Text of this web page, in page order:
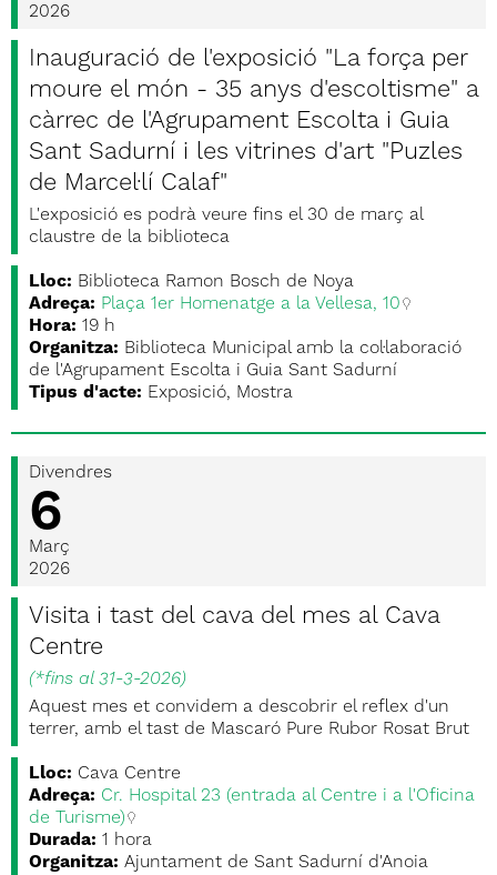
2026
Inauguració de l'exposició "La força per
moure el món - 35 anys d'escoltisme" a
càrrec de l'Agrupament Escolta i Guia
Sant Sadurní i les vitrines d'art "Puzles
de Marcel·lí Calaf"
L'exposició es podrà veure fins el 30 de març al
claustre de la biblioteca
Lloc: Biblioteca Ramon Bosch de Noya
Adreça: Plaça 1er Homenatge a la Vellesa, 10
Hora: 19 h
Organitza: Biblioteca Municipal amb la col·laboració
de l'Agrupament Escolta i Guia Sant Sadurní
Tipus d'acte: Exposició, Mostra
Divendres
6
Març
2026
Visita i tast del cava del mes al Cava
Centre
(*fins al 31-3-2026)
Aquest mes et convidem a descobrir el reflex d'un
terrer, amb el tast de Mascaró Pure Rubor Rosat Brut
Lloc: Cava Centre
Adreça: Cr. Hospital 23 (entrada al Centre i a l'Oficina
de Turisme)
Durada: 1 hora
Organitza: Ajuntament de Sant Sadurní d'Anoia